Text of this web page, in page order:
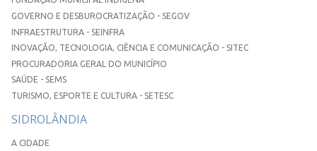
GOVERNO E DESBUROCRATIZAÇÃO - SEGOV
INFRAESTRUTURA - SEINFRA
INOVAÇÃO, TECNOLOGIA, CIÊNCIA E COMUNICAÇÃO - SITEC
PROCURADORIA GERAL DO MUNICÍPIO
SAÚDE - SEMS
TURISMO, ESPORTE E CULTURA - SETESC
SIDROLÂNDIA
A CIDADE